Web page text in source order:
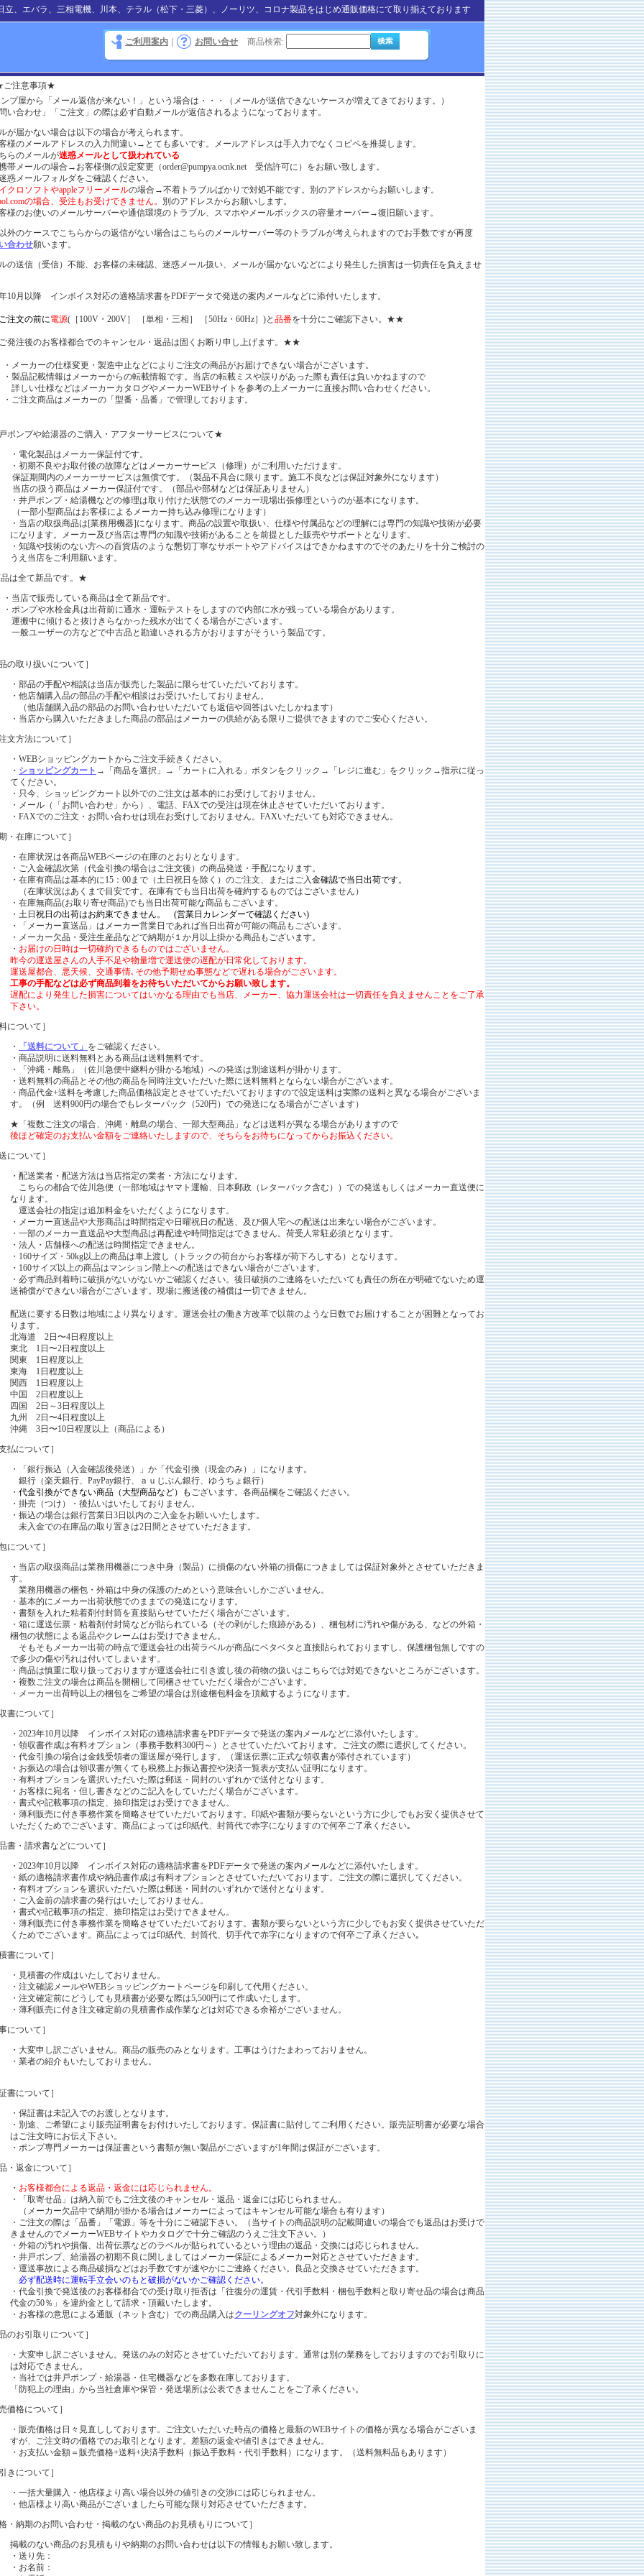
、エバラ、三相電機、川本、テラル（松下・三菱）、ノーリツ、コロナ製品をはじめ通販価格にて取り揃えております
ご利用案内 ｜ お問い合せ 商品検索:
注意事項★
プ屋から「メール返信が来ない！」という場合は・・・（メールが送信できないケースが増えてきております。）
問い合わせ」「ご注文」の際は必ず自動メールが返信されるようになっております。
が届かない場合は以下の場合が考えられます。
客様のメールアドレスの入力間違い→とても多いです。メールアドレスは手入力でなくコピペを推奨します。
らのメールが迷惑メールとして扱われている
帯メールの場合→お客様側の設定変更（order@pumpya.ocnk.net 受信許可に）をお願い致します。
惑メールフォルダをご確認ください。
クロソフトやappleフリーメールの場合→不着トラブルばかりで対処不能です。別のアドレスからお願いします。
の場合、受注もお受けできません。 別のアドレスからお願いします。
客様のお使いのメールサーバーや通信環境のトラブル、スマホやメールボックスの容量オーバー→復旧願います。
外のケースでこちらからの返信がない場合はこちらのメールサーバー等のトラブルが考えられますのでお手数ですが再度
合わせ願います。
の送信（受信）不能、お客様の未確認、迷惑メール扱い、メールが届かないなどにより発生した損害は一切責任を負えませ
10月以降 インボイス対応の適格請求書をPDFデータで発送の案内メールなどに添付いたします。
注文の前に電源(［100V・200V］ ［単相・三相］ ［50Hz・60Hz］)と 品番を十分にご確認下さい。★★
注後のお客様都合でのキャンセル・返品は固くお断り申し上げます。★★
・メーカーの仕様変更・製造中止などによりご注文の商品がお届けできない場合がございます。
・ 製品記載情報はメーカーからの転載情報です。当店の転載 ミスや誤りがあった際も責任は負いかねますので
詳しい仕様などはメーカーカタログやメーカーWEBサイトを参考の上メーカーに直接お問い合わせください。
・ご注文商品はメーカーの「型番・品番」で管理しております。
ポンプや給湯器のご購入・アフターサービスについて★
・電化製品はメーカー保証付です。
・初期不良やお取付後の故障などはメーカーサービス（修理）がご利用いただけます。
保証期間内のメーカーサービスは無償です。（製品不具合に限ります。施工不良などは保証対象外になります）
当店の扱う商品はメーカー保証付です。（部品や部材などは保証ありません）
・井戸ポンプ・給湯機などの修理は取り付けた状態でのメーカー現場出張修理というのが基本になります。
（一部小型商品はお客様によるメーカー持ち込み修理になります）
・当店の取扱商品は[業務用機器]になります。商品の設置や取扱い、仕様や付属品などの理解には専門の知識や技術が必要
になります。メーカー及び当店は専門の知識や技術があることを前提とした販売やサポートとなります。
・知識や技術のない方への百貨店のような懇切丁寧なサポートやアドバイスはできかねますのでそのあたりを十分ご検討の
うえ当店をご利用願います。
は全て新品です。★
・当店で販売している商品は全て新品です。
・ポンプや水栓金具は出荷前に通水・運転テストをしますので内部に水が残っている場合があります。
運搬中に傾けると抜けきらなかった残水が出てくる場合がございます。
一般ユーザーの方などで中古品と勘違いされる方がおりますがそういう製品です。
品の取り扱いについて］
・部品の手配や相談は当店が販売した製品に限らせていただいております。
・他店舗購入品の部品の手配や相談はお受けいたしておりません。
（他店舗購入品の部品のお問い合わせいただいても返信や回答はいたしかねます）
・当店から購入いただきました商品の部品はメーカーの供給がある限りご提供できますのでご安心ください。
注文方法について］
・WEBショッピングカートからご注文手続きください。
・ ショッピングカート →「商品を選択」→「カートに入れる」ボタンをクリック→「レジに進む」をクリック→指示に従っ
てください。
・只今、ショッピングカート以外でのご注文は基本的にお受けしておりません。
・メール（「お問い合わせ」から）、電話、FAXでの受注は現在休止させていただいております。
・FAXでのご注文・お問い合わせは現在お受けしておりません。FAXいただいても対応できません。
期・在庫について］
・在庫状況は各商品WEBページの在庫のとおりとなります。
・ご入金確認次第（代金引換の場合はご注文後）の商品発送・手配になります。
・在庫有商品は基本的に15：00まで（土日祝日を除く）のご注文、またはご入金確認で当日出荷です。
（在庫状況はあくまで目安です。在庫有でも当日出荷を確約するものではございません）
・在庫無商品(お取り寄せ商品)でも当日出荷可能な商品もございます。
・土日 祝日の出荷はお約束できません。 (営業日カレンダーで確認ください)
・「メーカー直送品」はメーカー営業日であれば当日出荷が可能の商品もございます。
・メーカー欠品・受注生産品などで納期が１か月以上掛かる商品もございます。
・ お届けの日時は一切確約できるものではございません。
昨今の運送屋さんの人手不足や物量増で運送便の遅配が日常化しております。
運送屋都合、悪天候、交通事情､その他予期せぬ事態などで遅れる場合がございます。
工事の手配などは必ず商品到着をお待ちいただいてからお願い致します。
遅配により発生した損害についてはいかなる理由でも当店、メーカー、協力運送会社は一切責任を負えませんことをご了承
下さい。
について］
・
「送料について」 をご確認ください。
・商品説明に送料無料とある商品は送料無料です。
・「沖縄・離島」（佐川急便中継料が掛かる地域）への発送は別途送料が掛かります。
・ 送料無料の商品とその他の商品を同時注文いただいた際に送料無料とならない場合がございます。
・商品代金+送料を考慮した商品価格設定とさせていただいておりますので設定送料は実際の送料と異なる場合がございま
す。（例 送料900円の場合でもレターパック（520円）での発送になる場合がございます）
★「複数ご注文の場合、沖縄・離島の場合、一部大型商品」などは送料が異なる場合がありますので
後ほど確定のお支払い金額をご連絡いたしますので、そちらをお待ちになってからお振込ください。
について］
・配送業者・配送方法は当店指定の業者・方法になります。
こちらの都合で佐川急便（一部地域はヤマト運輸、日本郵政（レターパック含む））での発送もしくはメーカー直送便に
なります。
運送会社の指定は追加料金をいただくようになります。
・メーカー直送品や大形商品は時間指定や日曜祝日の配送、及び個人宅への配送は出来ない場合がございます。
・一部のメーカー直送品や大型商品は再配達や時間指定はできません。荷受人常駐必須となります。
・法人・店舗様への配送は時間指定できません。
・160サイズ・50kg以上の商品は車上渡し（トラックの荷台からお客様が荷下ろしする）となります。
・160サイズ以上の商品はマンション階上への配送はできない場合がございます。
・必ず商品到着時に破損がないがないかご確認ください。後日破損のご連絡をいただいても責任の所在が明確でないため運
送補償ができない場合がございます。現場に搬送後の補償は一切できません。
配送に要する日数は地域により異なります。運送会社の働き方改革で以前のような日数でお届けすることが困難となってお
ります。
北海道 2日〜4日程度以上
東北 1日〜2日程度以上
関東 1日程度以上
東海 1日程度以上
関西 1日程度以上
中国 2日程度以上
四国 2日～3日程度以上
九州 2日〜4日程度以上
沖縄 3日〜10日程度以上（商品による）
払について］
・「銀行振込（入金確認後発送）」か「代金引換（現金のみ）」になります。
銀行（楽天銀行、PayPay銀行、ａｕじぶん銀行、ゆうちょ銀行）
・ 代金引換ができない商品（大型商品など）も ございます。各商品欄をご確認ください。
・掛売（つけ）・後払いはいたしておりません。
・振込の場合は銀行営業日3日以内のご入金をお願いいたします。
未入金での在庫品の取り置きは2日間とさせていただきます。
について］
・当店の取扱商品は業務用機器につき中身（製品）に損傷のない外箱の損傷につきましては保証対象外とさせていただきま
す。
業務用機器の梱包・外箱は中身の保護のためという意味合いしかございません。
・基本的にメーカー出荷状態でのままでの発送になります。
・書類を入れた粘着剤付封筒を直接貼らせていただく場合がございます。
・箱に運送伝票・粘着剤付封筒などが貼られている（その剥がした痕跡がある）、梱包材に汚れや傷がある、などの外箱・
梱包の状態による返品やクレームはお受けできません。
そもそもメーカー出荷の時点で運送会社の出荷ラベルが商品にベタベタと直接貼られておりますし、保護梱包無しですの
で多少の傷や汚れは付いてしまいます。
・商品は慎重に取り扱っておりますが運送会社に引き渡し後の荷物の扱いはこちらでは対処できないところがございます。
・複数ご注文の場合は商品を開梱して同梱させていただく場合がございます。
・メーカー出荷時以上の梱包をご希望の場合は別途梱包料金を頂戴するようになります。
書について］
・2023年10月以降 インボイス対応の適格請求書をPDFデータで発送の案内メールなどに添付いたします。
・領収書作成は有料オプション（事務手数料300円～）とさせていただいております。ご注文の際に選択してください。
・代金引換の場合は金銭受領者の運送屋が発行します。（運送伝票に正式な領収書が添付されています）
・お振込の場合は領収書が無くても税務上お振込書控や決済一覧表が支払い証明になります。
・有料オプションを選択いただいた際は郵送・同封のいずれかで送付となります。
・お客様に宛名・但し書きなどのご記入をしていただく場合がございます。
・書式や記載事項の指定、捺印指定はお受けできません。
・薄利販売に付き事務作業を簡略させていただいております。印紙や書類が要らないという方に少しでもお安く提供させて
いただくためでございます。 商品によっては印紙代、封筒代で赤字になりますので何卒ご了承ください｡
品書・請求書などについて］
・2023年10月以降 インボイス対応の適格請求書をPDFデータで発送の案内メールなどに添付いたします。
・紙の適格請求書作成や納品書作成は有料オプションとさせていただいております。ご注文の際に選択してください。
・有料オプションを選択いただいた際は郵送・同封のいずれかで送付となります。
・ご入金前の請求書の発行はいたしておりません。
・書式や記載事項の指定、捺印指定はお受けできません。
・薄利販売に付き事務作業を簡略させていただいております。書類が要らないという方に少しでもお安く提供させていただ
くためでございます。 商品によっては印紙代、封筒代、切手代で赤字になりますので何卒ご了承ください｡
書について］
・見積書の作成はいたしておりません。
・注文確認メールやWEBショッピングカートページを印刷して代用ください。
・注文確定前にどうしても見積書が必要な際は5,500円にて作成いたします。
・薄利販売に付き注文確定前の見積書作成作業などは対応できる余裕がございません。
について］
・大変申し訳ございません。商品の販売のみとなります。工事はうけたまわっておりません。
・業者の紹介もいたしておりません。
書について］
・保証書は未記入でのお渡しとなります。
・別途、ご希望により販売証明書をお付けいたしております。保証書に貼付してご利用ください。販売証明書が必要な場合
はご注文時にお伝え下さい。
・ポンプ専門メーカーは保証書という書類が無い製品がございますが1年間は保証がございます。
品・返金について］
・ お客様都合による返品・返金には応じられません。
・「取寄せ品」は納入前でもご注文後のキャンセル・返品・返金には応じられません。
（メーカー欠品中で納期が掛かる場合はメーカーによってはキャンセル可能な場合も有ります）
・ご注文の際は「品番」「電源」等を十分にご確認下さい。（当サイトの商品説明の記載間違いの場合でも返品はお受けで
きませんのでメーカーWEBサイトやカタログで十分ご確認のうえご注文下さい。）
・外箱の汚れや損傷、 出荷伝票などのラベルが貼られているという理由の返品・交換には応じられません。
・井戸ポンプ、給湯器の初期不良に関しましてはメーカー保証によるメーカー対応とさせていただきます。
・運送事故による商品破損などはお手数ですが速やかにご連絡ください。良品と交換させていただきます。
必ず配送時に運転手立会いのもと破損がないかご確認ください。
・代金引換で発送後のお客様都合での受け取り拒否は「往復分の運賃・代引手数料・梱包手数料と取り寄せ品の場合は商品
代金の50％」を違約金として請求・頂戴いたします。
・お客様の意思による通販（ネット含む）での商品購入はクーリングオフ対象外になります。
品のお引取りについて］
・大変申し訳ございません。発送のみの対応とさせていただいております。通常は別の業務をしておりますのでお引取りに
は対応できません。
・当社では井戸ポンプ・給湯器・住宅機器などを多数在庫しております。
「防犯上の理由」から当社倉庫や保管・発送場所は公表できませんことをご了承ください。
価格について］
・販売価格は日々見直ししております。ご注文いただいた時点の価格と最新のWEBサイトの価格が異なる場合がございま
すが、ご注文時の価格でのお取引となります。差額の返金や値引きはできません。
・お支払い金額＝販売価格+送料+決済手数料（振込手数料・代引手数料）になります。（送料無料品もあります）
きについて］
・一括大量購入・他店様より高い場合以外の値引きの交渉には応じられません。
・他店様より高い商品がございましたら可能な限り対応させていただきます。
格・納期のお問い合わせ・掲載のない商品のお見積もりについて］
掲載のない商品のお見積もりや納期のお問い合わせは以下の情報もお願い致します。
・送り先：
・お名前：